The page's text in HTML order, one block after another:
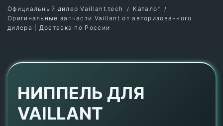
Официальный дилер Vaillant.tech
Каталог
Оригинальные запчасти Vaillant от авторизованного
дилера | Доставка по России
НИППЕЛЬ ДЛЯ
VAILLANT